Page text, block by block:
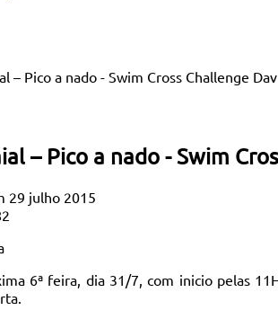
– Pico a nado - Swim Cross Challenge
– Pico a nado - Swim
29 julho 2015
6ª feira, dia 31/7, com inicio pelas